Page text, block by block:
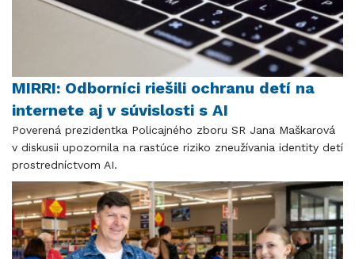
MIRRI: Odborníci riešili ochranu detí na
internete aj v súvislosti s AI
Poverená prezidentka Policajného zboru SR Jana Maškarová
v diskusii upozornila na rastúce riziko zneužívania identity detí
prostredníctvom AI.